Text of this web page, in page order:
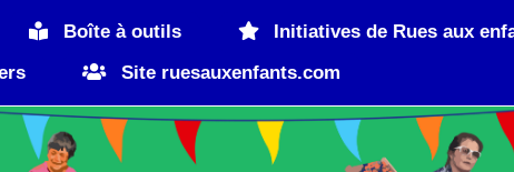
Boîte à outils
Initiatives de Rues aux
Site ruesauxenfants.com